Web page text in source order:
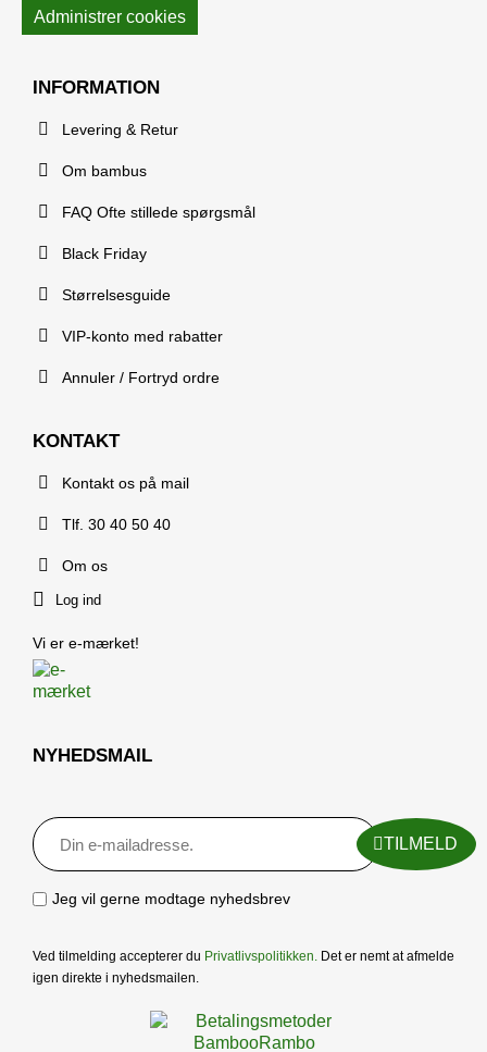
Administrer cookies
INFORMATION
Levering & Retur
Om bambus
FAQ Ofte stillede spørgsmål
Black Friday
Størrelsesguide
VIP-konto med rabatter
Annuler / Fortryd ordre
KONTAKT
Kontakt os på mail
Tlf. 30 40 50 40
Om os
Log ind
Vi er e-mærket!
NYHEDSMAIL
TILMELD
Jeg vil gerne modtage nyhedsbrev
Ved tilmelding accepterer du Privatlivspolitikken. Det er nemt at afmelde
igen direkte i nyhedsmailen.